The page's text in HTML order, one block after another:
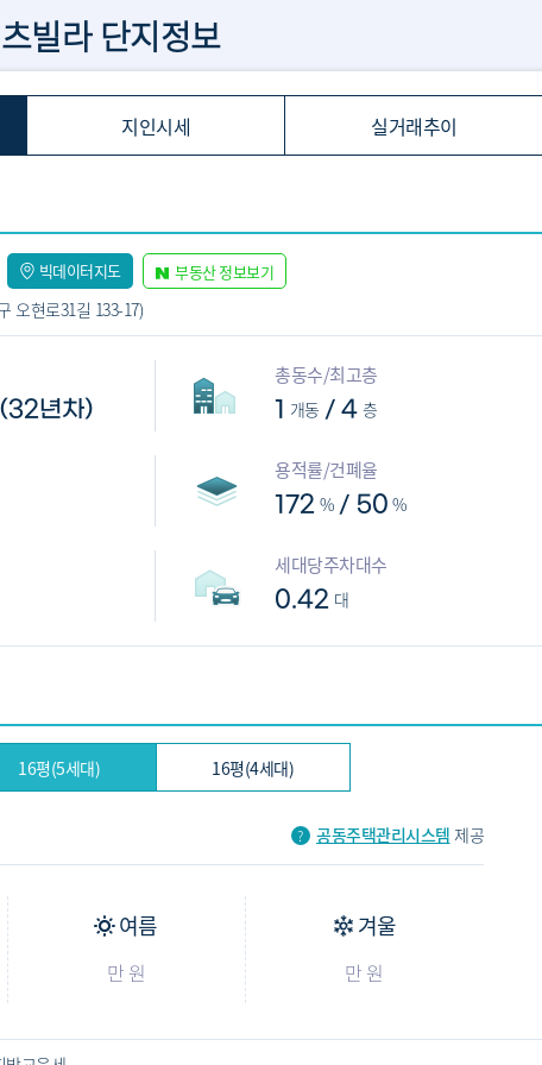
빌라 단지정보
지인시세 실거래추이
빅데이터지도 부동산 정보보기
오현로31길 133-17)
년차)
총동수/최고층
1 개동 / 4 층
용적률/건폐율
172 % / 50 %
세대당주차대수
0.42 대
16평(5세대) 16평(4세대)
공동주택관리시스템 제공
여름
만 원
겨울
만 원